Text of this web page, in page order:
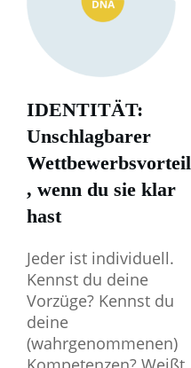
IDENTITÄT:
Unschlagbarer
Wettbewerbsvorteil
, wenn du sie klar
hast
Jeder ist individuell.
Kennst du deine
Vorzüge? Kennst du
deine
(wahrgenommenen)